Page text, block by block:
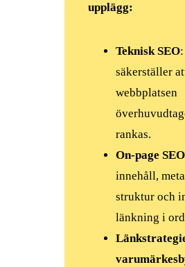
upplägg:
Teknisk SEO
säkerställer
webbplatsen
rankas.
On-page SEO
innehåll,
struktur och
länkning i